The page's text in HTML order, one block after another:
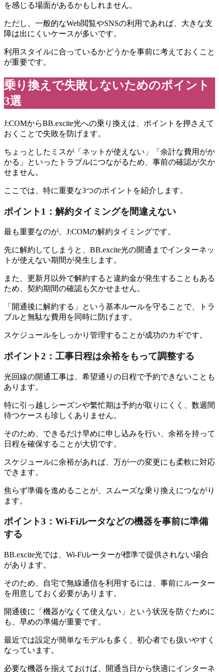
を感じる場面があるかもしれません。
ただし、一般的なWeb閲覧やSNSの利用であれば、大きな支
障は出にくいケースが多いです。
利用スタイルに合っているかどうかを事前に考えておくこと
が重要です。
乗り換えで失敗しないためのポイント
3選
J:COMからBB.excite光への乗り換えは、ポイントを押さえて
おくことで失敗を防げます。
ちょっとしたミスが「ネットが使えない」「余計な費用がか
かる」といったトラブルにつながるため、事前の確認が欠か
せません。
ここでは、特に重要な3つのポイントを紹介します。
ポイント1：解約タイミングを間違えない
最も重要なのが、J:COMの解約タイミングです。
先に解約してしまうと、BB.excite光の開通までインターネッ
トが使えない期間が発生します。
また、更新月以外で解約すると違約金が発生することもある
ため、契約期間の確認も欠かせません。
「開通後に解約する」という基本ルールを守ることで、トラ
ブルと無駄な費用を同時に防げます。
スケジュールをしっかり管理することが成功のカギです。
ポイント2：工事日程は余裕をもって調整する
光回線の開通工事は、希望通りの日程で予約できないことも
あります。
特に引っ越しシーズンや繁忙期は予約が取りにくく、数週間
待つケースも珍しくありません。
そのため、できるだけ早めに申し込みを行い、余裕を持って
日程を確保することが大切です。
スケジュールに余裕があれば、万が一の変更にも柔軟に対応
できます。
焦らず準備を進めることが、スムーズな乗り換えにつながり
ます。
ポイント3：Wi-Fiルータなどの機器を事前に準備
する
BB.excite光では、Wi-Fiルーターが標準で提供されない場合
があります。
そのため、自宅で無線通信を利用するには、事前にルーター
を用意しておく必要があります。
開通後に「機器がなくて使えない」という状況を防ぐために
も、早めの準備が重要です。
最近では設定が簡単なモデルも多く、初心者でも扱いやすく
なっています。
必要な機器を揃えておけば、開通当日から快適にインターネ